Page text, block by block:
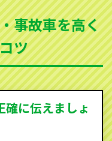
とができない車でも
の販売ネットワーク
ヤードをもっている
ん。だから高価買取
ことができるので
事故車を高く
ツ
に伝えましょ